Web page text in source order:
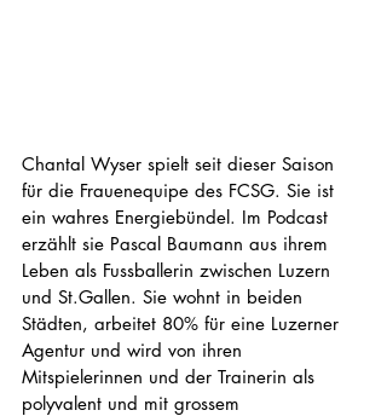
Chantal Wyser spielt seit dieser Saison
für die Frauenequipe des FCSG. Sie ist
ein wahres Energiebündel. Im Podcast
erzählt sie Pascal Baumann aus ihrem
Leben als Fussballerin zwischen Luzern
und St.Gallen. Sie wohnt in beiden
Städten, arbeitet 80% für eine Luzerner
Agentur und wird von ihren
Mitspielerinnen und der Trainerin als
polyvalent und mit grossem